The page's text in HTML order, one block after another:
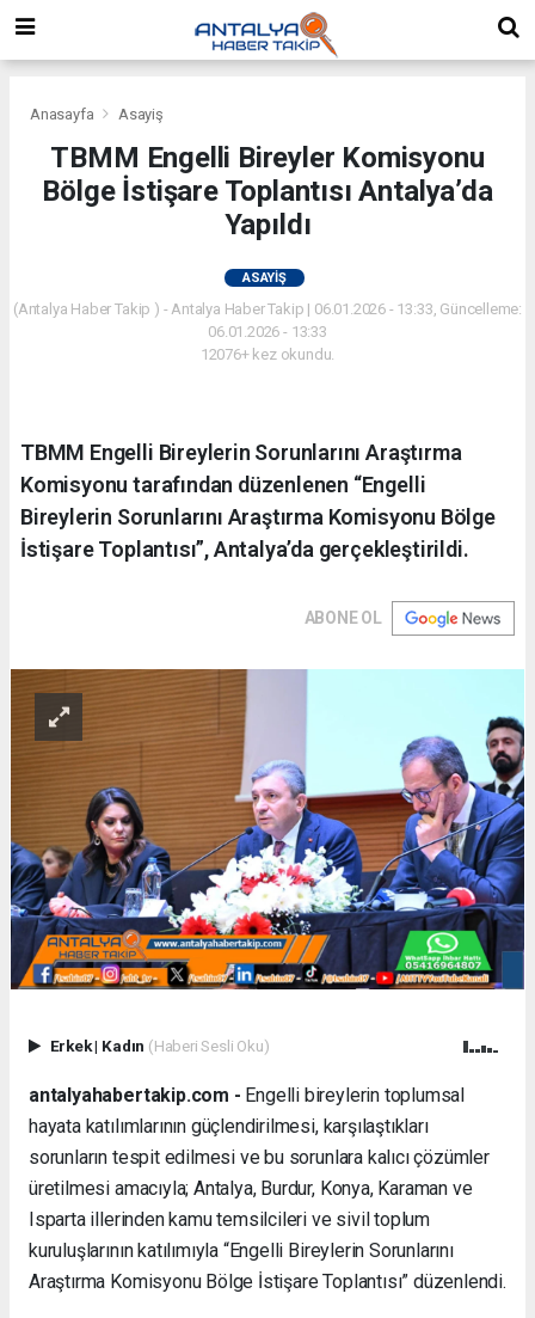
Anasayfa Asayiş
TBMM Engelli Bireyler Komisyonu
Bölge İstişare Toplantısı Antalya’da
Yapıldı
ASAYIŞ
(Antalya Haber Takip ) - Antalya Haber Takip | 06.01.2026 - 13:33, Güncelleme:
06.01.2026 - 13:33
12076+ kez okundu.
TBMM Engelli Bireylerin Sorunlarını Araştırma
Komisyonu tarafından düzenlenen “Engelli
Bireylerin Sorunlarını Araştırma Komisyonu Bölge
İstişare Toplantısı”, Antalya’da gerçekleştirildi.
ABONE OL
Erkek| Kadın (Haberi Sesli Oku)
antalyahabertakip.com - Engelli bireylerin toplumsal
hayata katılımlarının güçlendirilmesi, karşılaştıkları
sorunların tespit edilmesi ve bu sorunlara kalıcı çözümler
üretilmesi amacıyla; Antalya, Burdur, Konya, Karaman ve
Isparta illerinden kamu temsilcileri ve sivil toplum
kuruluşlarının katılımıyla “Engelli Bireylerin Sorunlarını
Araştırma Komisyonu Bölge İstişare Toplantısı” düzenlendi.